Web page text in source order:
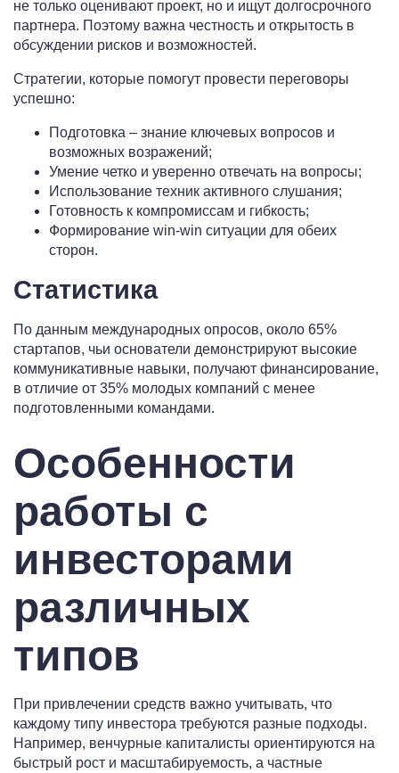
не только оценивают проект, но и ищут долгосрочного
партнера. Поэтому важна честность и открытость в
обсуждении рисков и возможностей.
Стратегии, которые помогут провести переговоры
успешно:
Подготовка – знание ключевых вопросов и
возможных возражений;
Умение четко и уверенно отвечать на вопросы;
Использование техник активного слушания;
Готовность к компромиссам и гибкость;
Формирование win-win ситуации для обеих
сторон.
Статистика
По данным международных опросов, около 65%
стартапов, чьи основатели демонстрируют высокие
коммуникативные навыки, получают финансирование,
в отличие от 35% молодых компаний с менее
подготовленными командами.
Особенности
работы с
инвесторами
различных
типов
При привлечении средств важно учитывать, что
каждому типу инвестора требуются разные подходы.
Например, венчурные капиталисты ориентируются на
быстрый рост и масштабируемость, а частные